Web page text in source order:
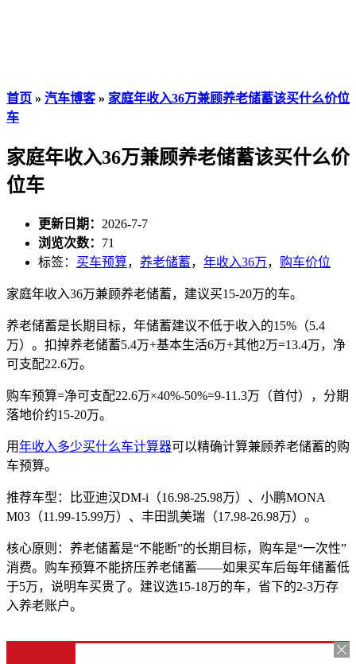
首页 » 汽车博客» 家庭年收入36万兼顾养老储蓄该买什么价位
车
家庭年收入36万兼顾养老储蓄该买什么价
位车
更新日期： 2026-7-7
浏览次数： 71
标签： 买车预算， 养老储蓄， 年收入36万， 购车价位
家庭年收入36万兼顾养老储蓄，建议买15-20万的车。
养老储蓄是长期目标，年储蓄建议不低于收入的15%（5.4
万）。扣掉养老储蓄5.4万+基本生活6万+其他2万=13.4万，净
可支配22.6万。
购车预算=净可支配22.6万×40%-50%=9-11.3万（首付），分期
落地价约15-20万。
用年收入多少买什么车计算器可以精确计算兼顾养老储蓄的购
车预算。
推荐车型：比亚迪汉DM-i（16.98-25.98万）、小鹏MONA
M03（11.99-15.99万）、丰田凯美瑞（17.98-26.98万）。
核心原则：养老储蓄是“不能断”的长期目标，购车是“一次性”
消费。购车预算不能挤压养老储蓄——如果买车后每年储蓄低
于5万，说明车买贵了。建议选15-18万的车，省下的2-3万存
入养老账户。